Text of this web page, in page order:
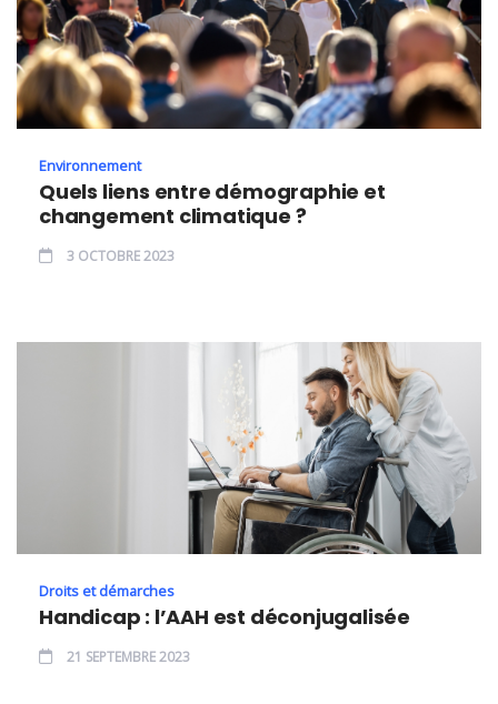
Environnement
Quels liens entre démographie et
changement climatique ?
3 OCTOBRE 2023
Droits et démarches
Handicap : l’AAH est déconjugalisée
21 SEPTEMBRE 2023